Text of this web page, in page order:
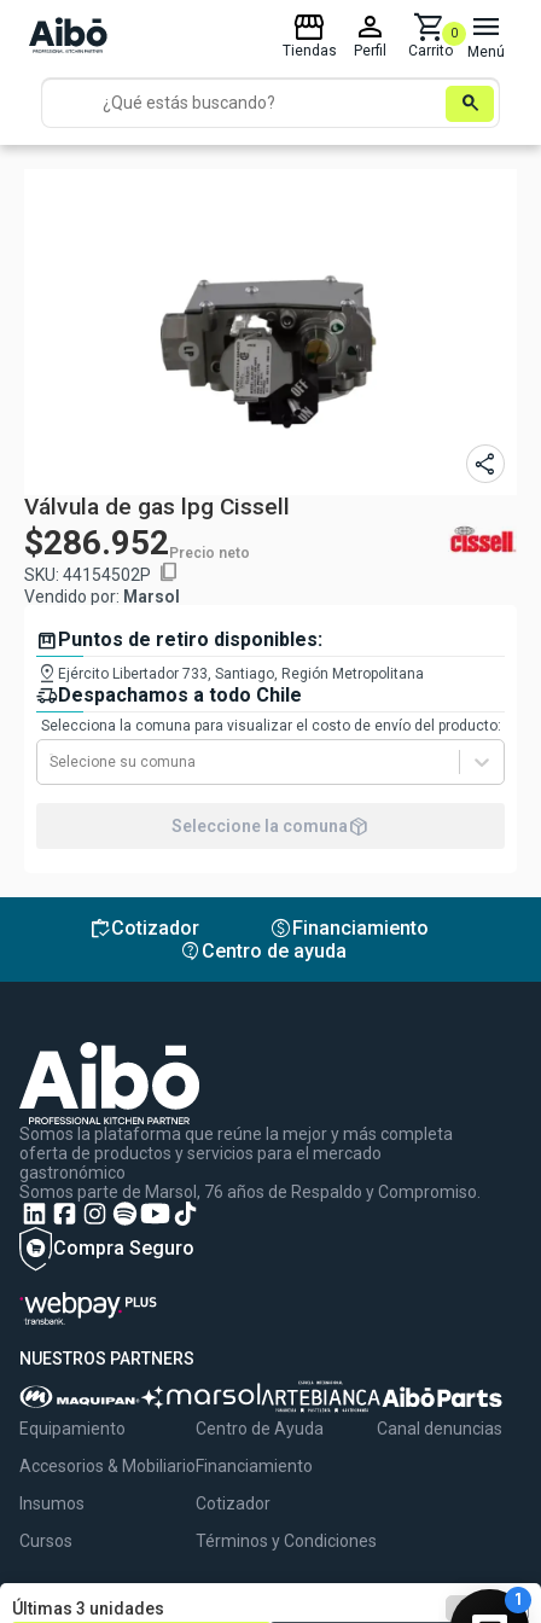
search
storefront
Tiendas
person
Perfil
shopping_cart
Carrito
0 menu
Menú
share
Válvula de gas lpg Cissell
$286.952 Precio neto
SKU: 44154502P content_copy
Vendido por: Marsol
Últimas 3 unidades remove add
boxPuntos de retiro disponibles:
pin_drop Ejército Libertador 733, Santiago, Región Metropolitana
delivery_truck_speedDespachamos a todo Chile
Selecciona la comuna para visualizar el costo de envío del producto:
Selecione su comuna
Seleccione la comunapackage_2
inventoryCotizador monetization_onFinanciamiento
contact_support Centro de ayuda
Somos la plataforma que reúne la mejor y más completa
oferta de productos y servicios para el mercado
gastronómico
Somos parte de Marsol, 76 años de Respaldo y Compromiso.
Compra Seguro
NUESTROS PARTNERS
Equipamiento
Accesorios & Mobiliario
Insumos
Cursos
Centro de Ayuda
Financiamiento
Cotizador
Términos y Condiciones
Canal denuncias